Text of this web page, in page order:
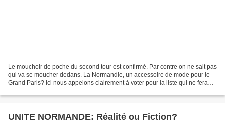
Le mouchoir de poche du second tour est confirmé. Par contre on ne sait pas
qui va se moucher dedans. La Normandie, un accessoire de mode pour le
Grand Paris? Ici nous appelons clairement à voter pour la liste qui ne fera
UNITE NORMANDE: Réalité ou Fiction?